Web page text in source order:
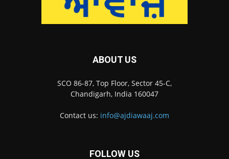
ABOUT US
SCO 86-87, Top Floor, Sector 45-C,
Chandigarh, India 160047
Contact us: info@ajdiawaaj.com
FOLLOW US